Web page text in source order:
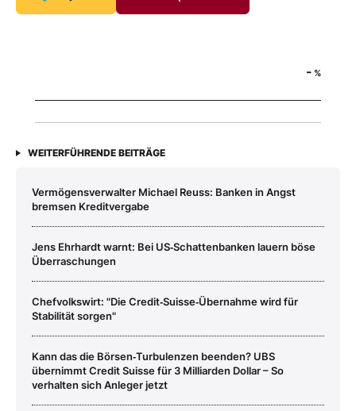
- %
WEITERFÜHRENDE BEITRÄGE
Vermögensverwalter Michael Reuss: Banken in Angst
bremsen Kreditvergabe
Jens Ehrhardt warnt: Bei US‑Schattenbanken lauern böse
Überraschungen
Chefvolkswirt: "Die Credit‑Suisse‑Übernahme wird für
Stabilität sorgen"
Kann das die Börsen‑Turbulenzen beenden? UBS
übernimmt Credit Suisse für 3 Milliarden Dollar – So
verhalten sich Anleger jetzt